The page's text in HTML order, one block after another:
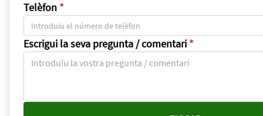
Telèfon *
Escrigui la seva pregunta / comentari *